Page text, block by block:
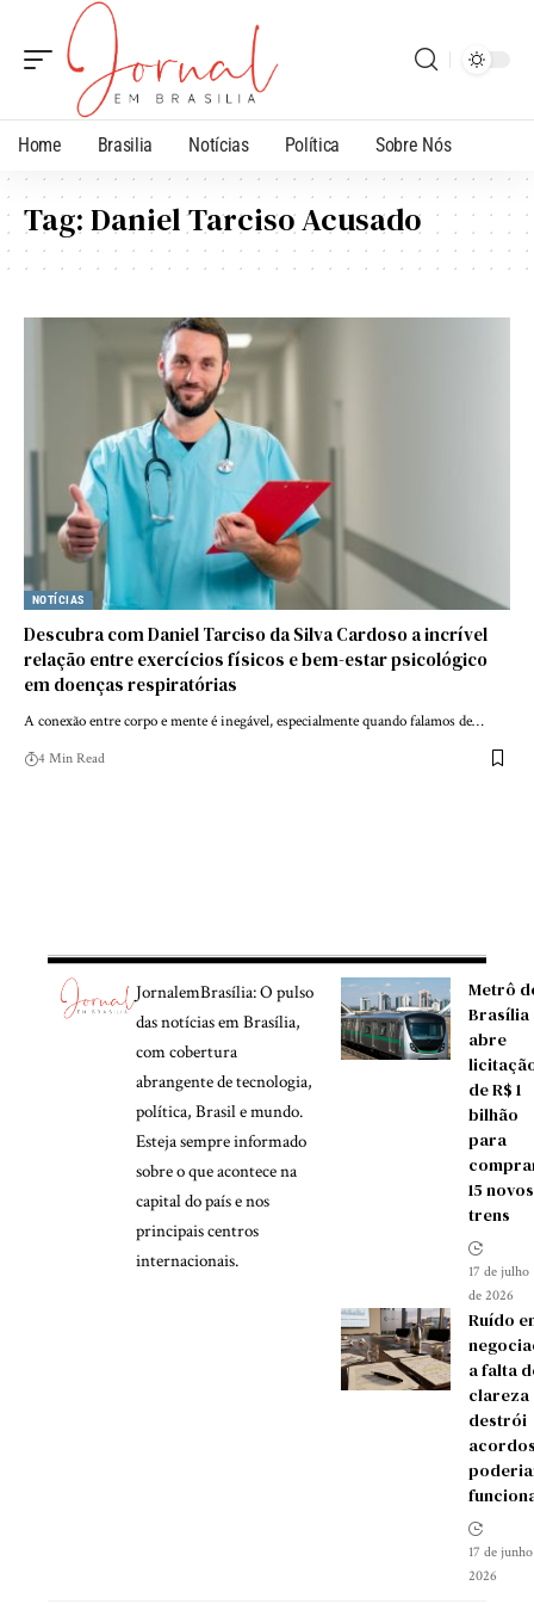
Home Brasilia Notícias Política Sobre Nós
Tag:Daniel Tarciso Acusado
NOTÍCIAS
Descubra com Daniel Tarciso da Silva Cardoso a incrível
relação entre exercícios físicos e bem-estar psicológico
em doenças respiratórias
A conexão entre corpo e mente é inegável, especialmente quando falamos de…
4 Min Read
JornalemBrasília: O pulso
das notícias em Brasília,
com cobertura
abrangente de tecnologia,
política, Brasil e mundo.
Esteja sempre informado
sobre o que acontece na
capital do país e nos
principais centros
internacionais.
Metrô
Brasília
abre
de R$ 1
bilhão
para
15 novos
trens
17 de julho
de 2026
Ruído
a falta
clareza
destrói
17 de
2026